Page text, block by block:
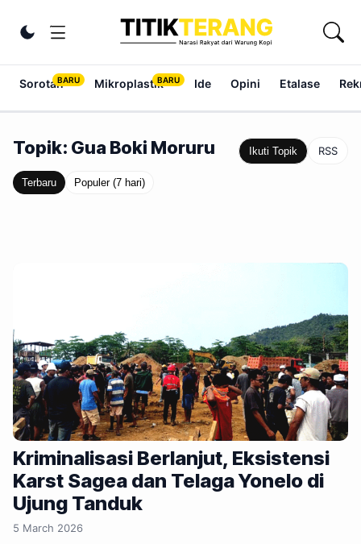
Ubah tema
Sorotan Mikroplastik Ide Opini Etalase
Topik: Gua Boki Moruru Ikuti Topik RSS
Terbaru Populer (7 hari)
Kriminalisasi Berlanjut, Eksistensi
Karst Sagea dan Telaga Yonelo di
Ujung Tanduk
5 March 2026